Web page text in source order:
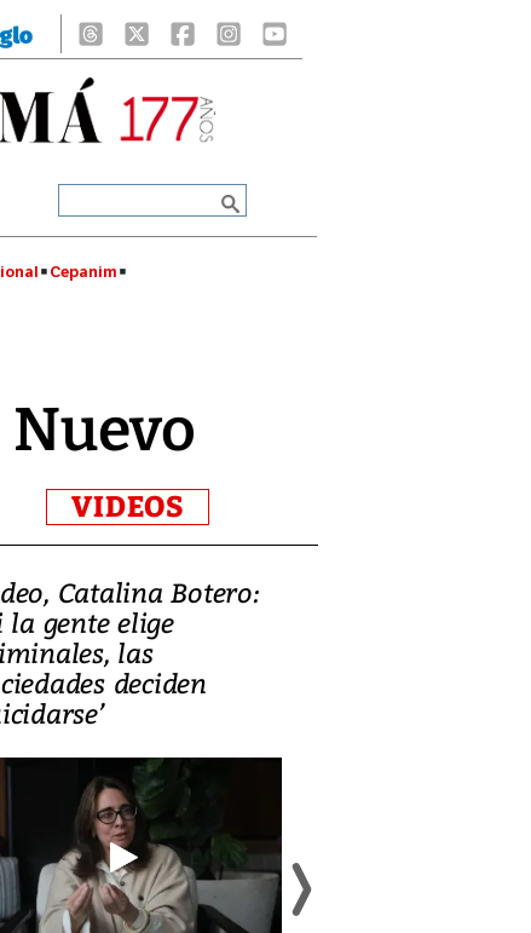
Cepanim
VIDEOS
Catalina Botero:
la gente elige
las
deciden